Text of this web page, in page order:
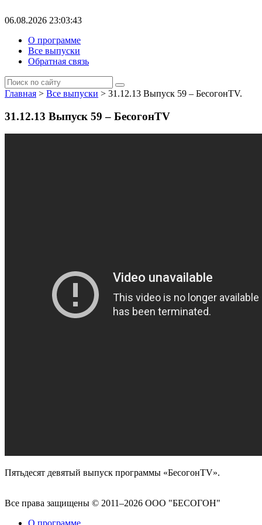
06.08.2026 23:03:43
О программе
Все выпуски
Обратная связь
Главная > Все выпуски > 31.12.13 Выпуск 59 – БесогонTV.
31.12.13 Выпуск 59 – БесогонTV
Пятьдесят девятый выпуск программы «БесогонTV».
Все права защищены © 2011–2026 ООО "БЕСОГОН"